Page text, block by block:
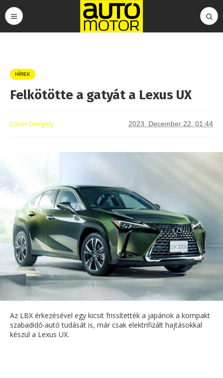
HÍREK
Felkötötte a gatyát a Lexus UX
Lővei Gergely 2023. December 22. 01:44
Az LBX érkezésével egy kicsit frissítették a japánok a kompakt
szabadidő-autó tudását is, már csak elektrifizált hajtásokkal
készül a Lexus UX.